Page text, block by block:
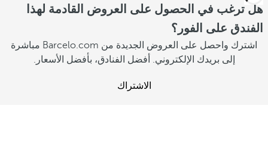
هل ترغب في الحصول على العروض القادمة لهذا
الفندق على الفور؟
اشترك واحصل على العروض الجديدة من Barcelo.com مباشرة
إلى بريدك الإلكتروني. أفضل الفنادق، بأفضل الأسعار.
الاشتراك